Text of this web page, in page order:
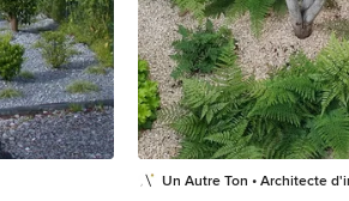
Un Autre Ton • Architecte